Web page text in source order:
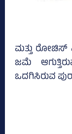
ಮತ್ತು ರೋಚಿಸ್‌
ಜಮೆ
ಒದಗಿಸಿರುವ